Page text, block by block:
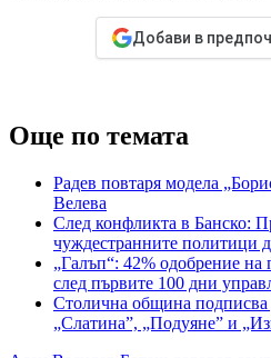
Добави в
Още по темата
Радев повтаря модела
Велева
След конфликта в Банско:
чуждестранните политици
„Галъп“: 42% одобрение на
след първите 100 дни
Столична община подписва
„Слатина”, „Подуяне” и